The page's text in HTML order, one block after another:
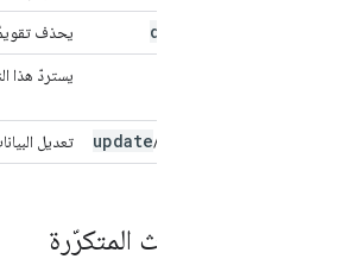
delete يحذف تقويمًا
يستردّ هذا
/
update تعديل
الأحداث المتكرّرة